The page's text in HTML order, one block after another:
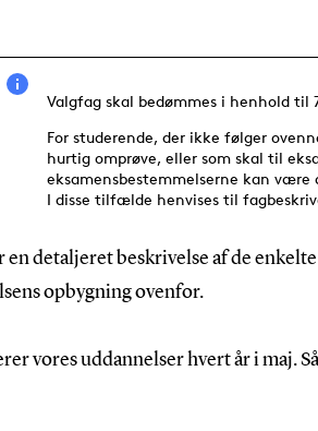
en detaljeret beskrivelse af de
opbygning ovenfor.
vores uddannelser hvert år i maj.